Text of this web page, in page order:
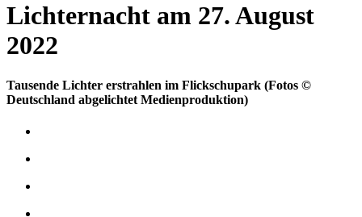
Lichternacht am 27. August
2022
Tausende Lichter erstrahlen im Flickschupark (Fotos ©
Deutschland abgelichtet Medienproduktion)